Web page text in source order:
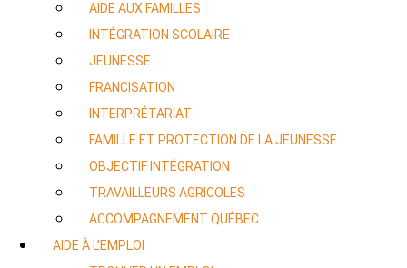
AIDE AUX FAMILLES
INTÉGRATION SCOLAIRE
JEUNESSE
FRANCISATION
INTERPRÉTARIAT
FAMILLE ET PROTECTION DE LA JEUNESSE
OBJECTIF INTÉGRATION
TRAVAILLEURS AGRICOLES
ACCOMPAGNEMENT QUÉBEC
AIDE À L’EMPLOI